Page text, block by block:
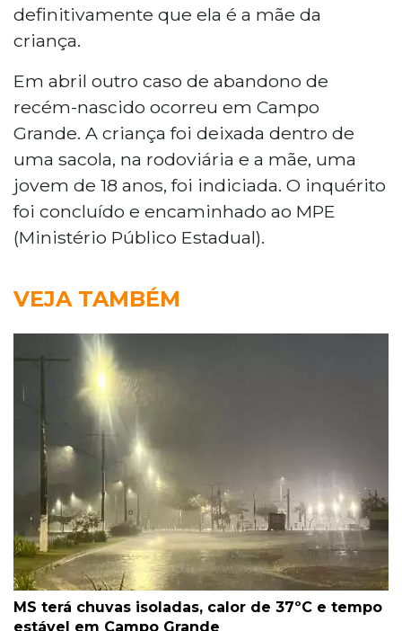
definitivamente que ela é a mãe da
criança.
Em abril outro caso de abandono de
recém-nascido ocorreu em Campo
Grande. A criança foi deixada dentro de
uma sacola, na rodoviária e a mãe, uma
jovem de 18 anos, foi indiciada. O inquérito
foi concluído e encaminhado ao MPE
(Ministério Público Estadual).
VEJA TAMBÉM
MS terá chuvas isoladas, calor de 37ºC e tempo
estável em Campo Grande